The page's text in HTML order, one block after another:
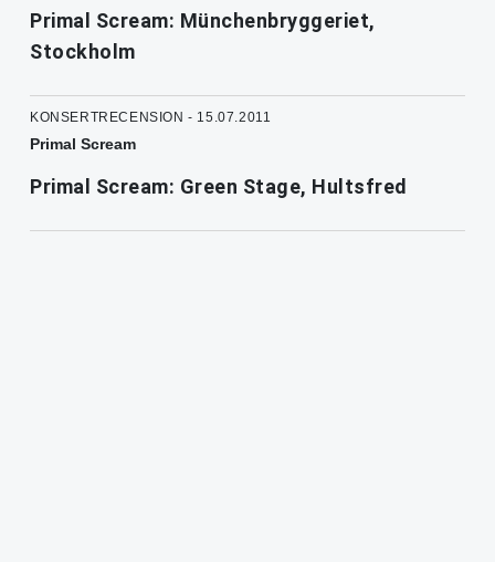
Primal Scream: Münchenbryggeriet,
Stockholm
KONSERTRECENSION - 15.07.2011
Primal Scream
Primal Scream: Green Stage, Hultsfred